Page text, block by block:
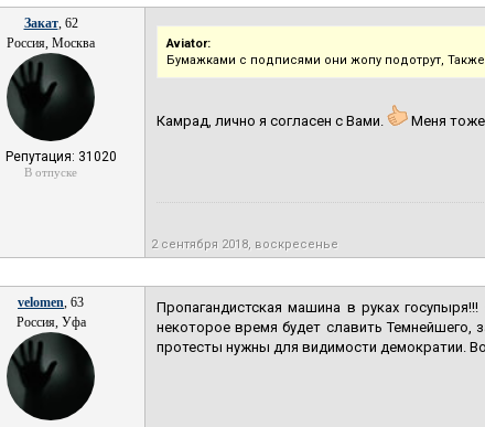
Закат, 62
Россия, Москва
Репутация: 31020
В отпуске
Aviator:
Бумажками с подписями они жопу подотрут,
Камрад, лично я согласен с Вами. Меня тоже
2 сентября 2018, воскресенье
velomen, 63
Россия, Уфа
Пропагандистская машина в руках
некоторое время будет славить Темнейшего,
протесты нужны для видимости демократии.